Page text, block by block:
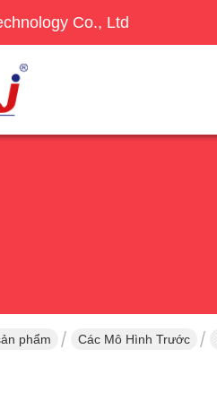
Co., Ltd
phẩm Các Mô Hình Trước